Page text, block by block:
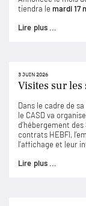
tiendra le mardi 17
Lire plus ...
3 JUIN 2026
Visites sur les
Dans le cadre de
le CASD va
d’hébergement
contrats HEBFI,
l’affichage et leur
Lire plus ...